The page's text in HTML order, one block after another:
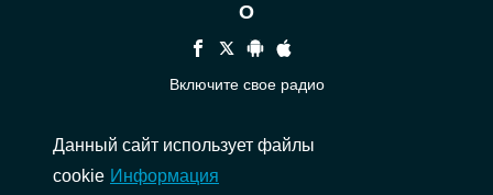
О
Включите свое радио
Связаться
Данный сайт использует файлы
cookie Информация